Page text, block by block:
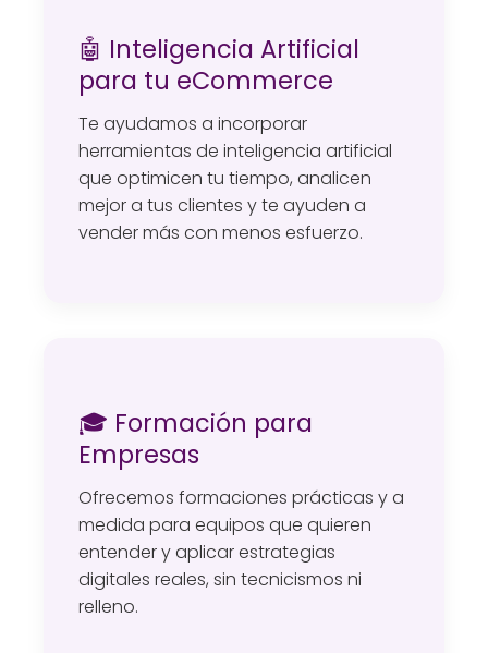
🤖 Inteligencia Artificial
para tu eCommerce
Te ayudamos a incorporar
herramientas de inteligencia artificial
que optimicen tu tiempo, analicen
mejor a tus clientes y te ayuden a
vender más con menos esfuerzo.
🎓 Formación para
Empresas
Ofrecemos formaciones prácticas y a
medida para equipos que quieren
entender y aplicar estrategias
digitales reales, sin tecnicismos ni
relleno.